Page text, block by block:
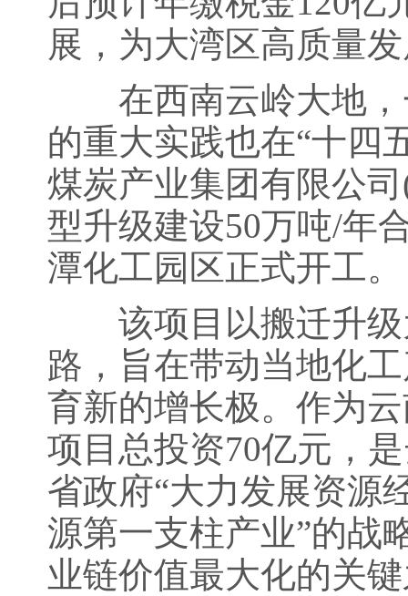
展，为大湾区高质量
在西南云岭大地，
的重大实践也在“十四
煤炭产业集团有限公
型升级建设50万吨/年
潭化工园区正式开工。
该项目以搬迁升级
路，旨在带动当地化
育新的增长极。作为
项目总投资70亿元，
省政府“大力发展资源
源第一支柱产业”的战
业链价值最大化的关